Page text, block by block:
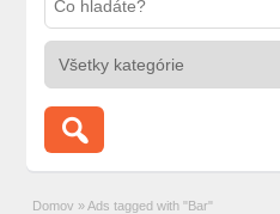
Domov » Ads tagged with "Bar"